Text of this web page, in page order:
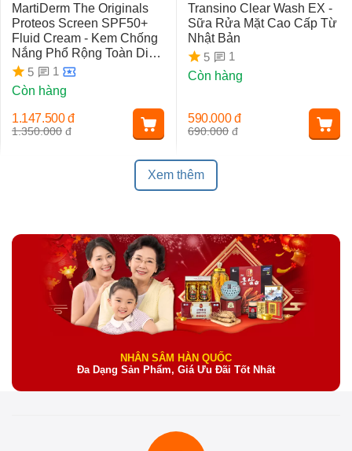
MartiDerm The Originals
Proteos Screen SPF50+
Fluid Cream - Kem Chống
Nắng Phổ Rộng Toàn Diện
Ngừa Lão Hóa, Nám Da
5
1
Còn hàng
1.350.000 đ
1.147.500 đ
Transino Clear Wash EX -
Sữa Rửa Mặt Cao Cấp Từ
Nhật Bản
5
1
Còn hàng
690.000 đ
590.000 đ
Xem thêm
NHÂN SÂM HÀN QUỐC
Đa Dạng Sản Phẩm, Giá Ưu Đãi Tốt Nhất